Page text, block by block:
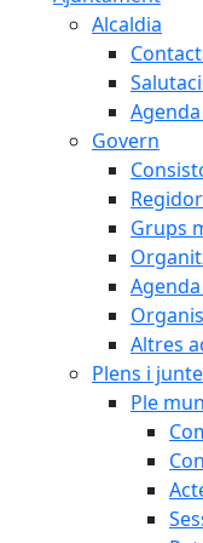
Alcaldia
Govern
Grups
Altres
Plens i
Ple